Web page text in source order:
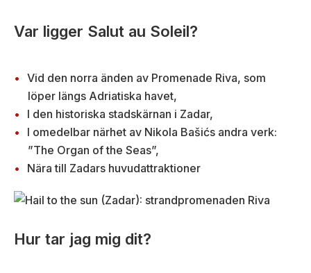
Var ligger Salut au Soleil?
Vid den norra änden av Promenade Riva, som
löper längs Adriatiska havet,
I den historiska stadskärnan i Zadar,
I omedelbar närhet av Nikola Bašićs andra verk:
”The Organ of the Seas”,
Nära till Zadars huvudattraktioner
Hur tar jag mig dit?